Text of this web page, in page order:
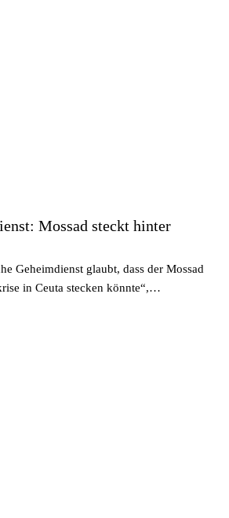
Mossad steckt hinter
Geheimdienst glaubt, dass der Mossad
in Ceuta stecken könnte“,…